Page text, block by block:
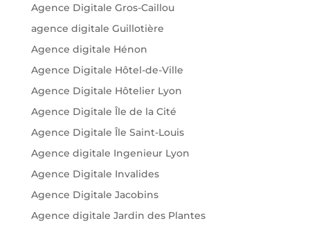
Agence Digitale Gros-Caillou
agence digitale Guillotière
Agence digitale Hénon
Agence Digitale Hôtel-de-Ville
Agence Digitale Hôtelier Lyon
Agence Digitale Île de la Cité
Agence Digitale Île Saint-Louis
Agence digitale Ingenieur Lyon
Agence Digitale Invalides
Agence Digitale Jacobins
Agence digitale Jardin des Plantes